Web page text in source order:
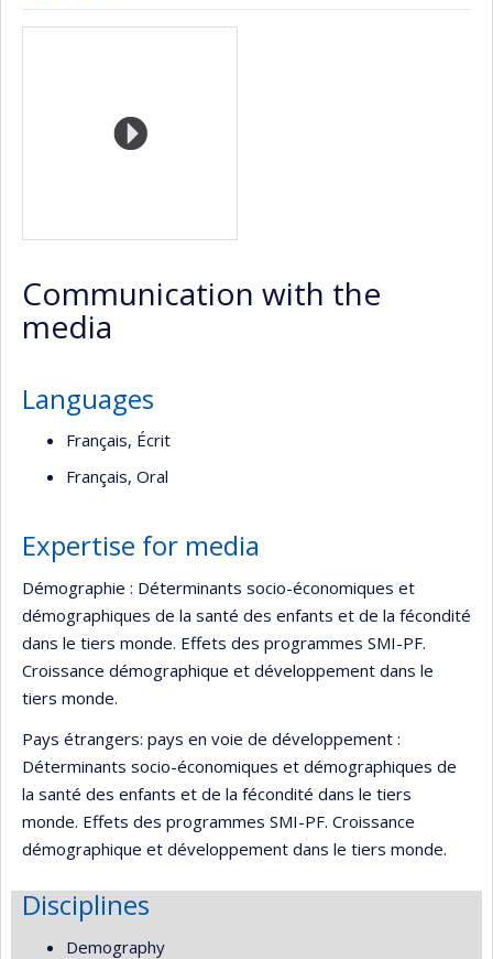
Page Site
recherche
Media
Communication with the
media
Languages
Français, Écrit
Français, Oral
Expertise for media
Démographie : Déterminants socio-économiques et
démographiques de la santé des enfants et de la fécondité
dans le tiers monde. Effets des programmes SMI-PF.
Croissance démographique et développement dans le
tiers monde.
Pays étrangers: pays en voie de développement :
Déterminants socio-économiques et démographiques de
la santé des enfants et de la fécondité dans le tiers
monde. Effets des programmes SMI-PF. Croissance
démographique et développement dans le tiers monde.
Disciplines
Demography